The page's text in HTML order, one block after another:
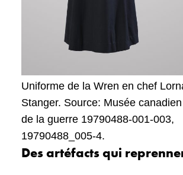
Uniforme de la Wren en chef
Stanger. Source: Musée canadien
de la guerre 19790488-001-003,
19790488_005-4.
Des artéfacts qui